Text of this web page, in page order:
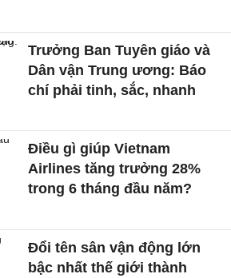
Trưởng Ban Tuyên giáo và
Dân vận Trung ương: Báo
chí phải tinh, sắc, nhanh
Điều gì giúp Vietnam
Airlines tăng trưởng 28%
trong 6 tháng đầu năm?
Đổi tên sân vận động lớn
bậc nhất thế giới thành